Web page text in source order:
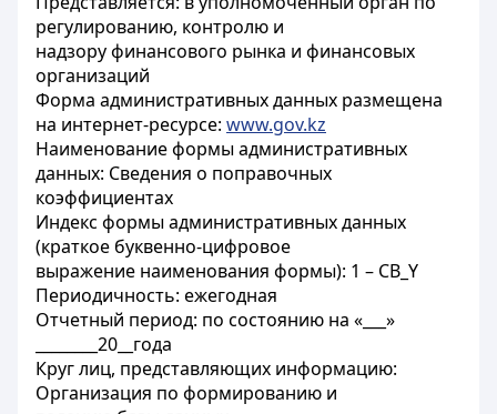
регулированию, контролю и
надзору финансового рынка и финансовых
организаций
Форма административных данных размещена
на интернет-ресурсе: www.gov.kz
Наименование формы административных
данных: Сведения о поправочных
коэффициентах
Индекс формы административных данных
(краткое буквенно-цифровое
выражение наименования формы): 1 – CB_Y
Периодичность: ежегодная
Отчетный период: по состоянию на «___»
________20__года
Круг лиц, представляющих информацию:
Организация по формированию и